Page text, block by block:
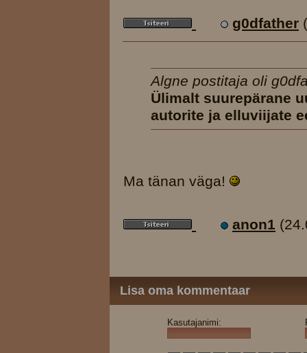
g0dfather
Algne postitaja oli
Ülimalt suurepärane
autorite ja elluviijate
Ma tänan väga!
anon1
Lisa oma kommentaar
Kasutajanimi: